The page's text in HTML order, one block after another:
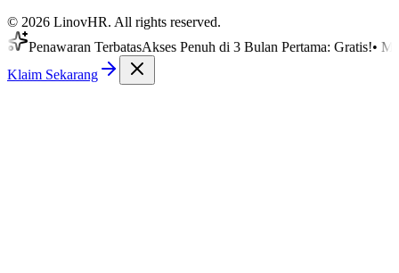
© 2026 LinovHR. All rights reserved.
TerbatasAkses Penuh di 3 Bulan Pertama: Gratis! •Mulai
Klaim Sekarang